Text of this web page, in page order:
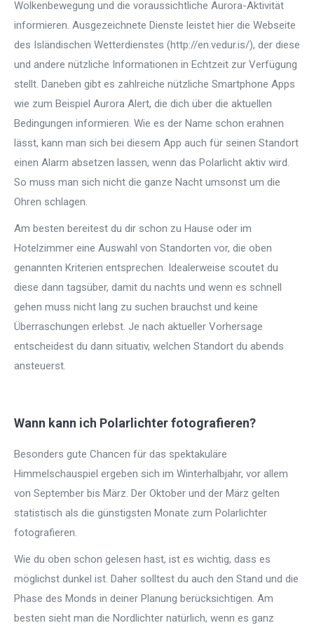
Wolkenbewegung und die voraussichtliche Aurora-Aktivität
informieren. Ausgezeichnete Dienste leistet hier die Webseite
des Isländischen Wetterdienstes (http://en.vedur.is/), der diese
und andere nützliche Informationen in Echtzeit zur Verfügung
stellt. Daneben gibt es zahlreiche nützliche Smartphone Apps
wie zum Beispiel Aurora Alert, die dich über die aktuellen
Bedingungen informieren. Wie es der Name schon erahnen
lässt, kann man sich bei diesem App auch für seinen Standort
einen Alarm absetzen lassen, wenn das Polarlicht aktiv wird.
So muss man sich nicht die ganze Nacht umsonst um die
Ohren schlagen.
Am besten bereitest du dir schon zu Hause oder im
Hotelzimmer eine Auswahl von Standorten vor, die oben
genannten Kriterien entsprechen. Idealerweise scoutet du
diese dann tagsüber, damit du nachts und wenn es schnell
gehen muss nicht lang zu suchen brauchst und keine
Überraschungen erlebst. Je nach aktueller Vorhersage
entscheidest du dann situativ, welchen Standort du abends
ansteuerst.
Wann kann ich Polarlichter fotografieren?
Besonders gute Chancen für das spektakuläre
Himmelschauspiel ergeben sich im Winterhalbjahr, vor allem
von September bis März. Der Oktober und der März gelten
statistisch als die günstigsten Monate zum Polarlichter
fotografieren.
Wie du oben schon gelesen hast, ist es wichtig, dass es
möglichst dunkel ist. Daher solltest du auch den Stand und die
Phase des Monds in deiner Planung berücksichtigen. Am
besten sieht man die Nordlichter natürlich, wenn es ganz